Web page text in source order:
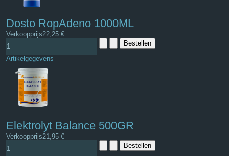
Dosto RopAdeno 1000ML
Verkoopprijs22,25 €
Artikelgegevens
Elektrolyt Balance 500GR
Verkoopprijs21,95 €